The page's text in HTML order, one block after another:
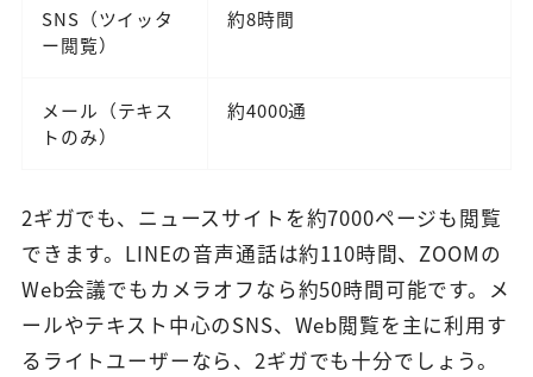
SNS（ツイッタ
ー閲覧）
約8時間
メール（テキス
トのみ）
約4000通
2ギガでも、ニュースサイトを約7000ページも閲覧
できます。LINEの音声通話は約110時間、ZOOMの
Web会議でもカメラオフなら約50時間可能です。メ
ールやテキスト中心のSNS、Web閲覧を主に利用す
るライトユーザーなら、2ギガでも十分でしょう。